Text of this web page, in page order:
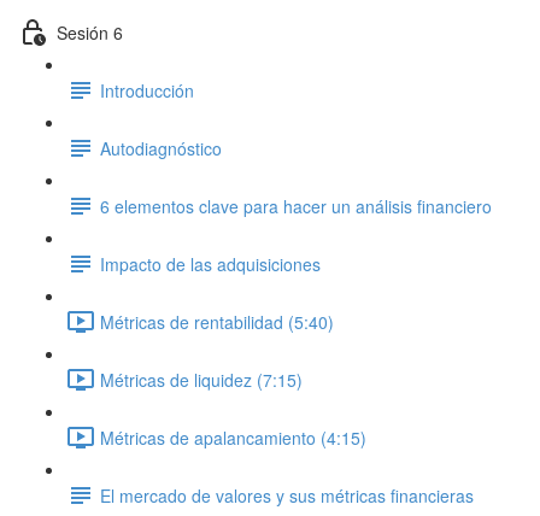
Sesión 6
Introducción
Autodiagnóstico
6 elementos clave para hacer un análisis financiero
Impacto de las adquisiciones
Métricas de rentabilidad (5:40)
Métricas de liquidez (7:15)
Métricas de apalancamiento (4:15)
El mercado de valores y sus métricas financieras